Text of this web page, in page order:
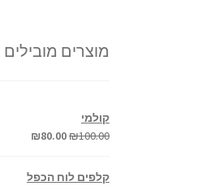
מוצרים מובילים
קולמי
₪100.00
₪80.00
קלפים לוח הכפל